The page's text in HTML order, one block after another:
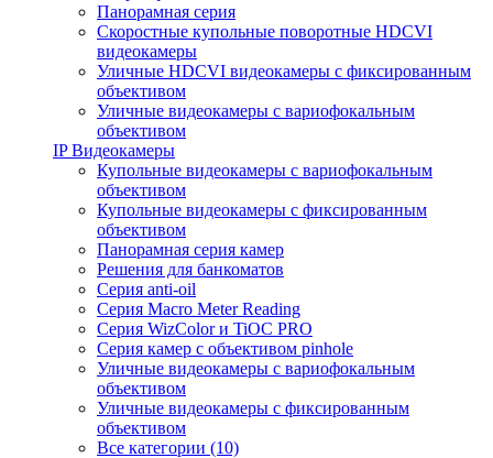
Панорамная серия
Скоростные купольные поворотные HDCVI
видеокамеры
Уличные HDCVI видеокамеры с фиксированным
объективом
Уличные видеокамеры с вариофокальным
объективом
IP Видеокамеры
Купольные видеокамеры с вариофокальным
объективом
Купольные видеокамеры с фиксированным
объективом
Панорамная серия камер
Решения для банкоматов
Серия anti-oil
Серия Macro Meter Reading
Серия WizColor и TiOC PRO
Серия камер с объективом pinhole
Уличные видеокамеры с вариофокальным
объективом
Уличные видеокамеры с фиксированным
объективом
Все категории (10)